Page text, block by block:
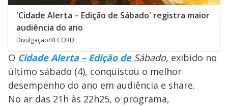
'Cidade Alerta – Edição de Sábado' registra maior
audiência do ano
Divulgação/RECORD
O Cidade Alerta – Edição de Sábado, exibido no
último sábado (4), conquistou o melhor
desempenho do ano em audiência e share.
No ar das 21h às 22h25, o programa,